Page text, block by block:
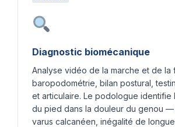
Diagnostic biomécanique
Analyse vidéo de la marche et de la
baropodométrie, bilan postural,
et articulaire. Le podologue identifie
du pied dans la douleur du genou —
varus calcanéen, inégalité de